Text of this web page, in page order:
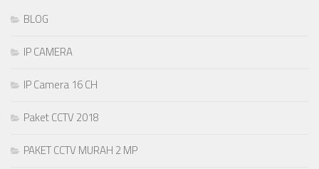
BLOG
IP CAMERA
IP Camera 16 CH
Paket CCTV 2018
PAKET CCTV MURAH 2 MP